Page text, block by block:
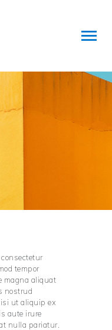
tempor
magna aliquat
nostrud
ut aliquip ex
aute irure
nulla pariatur.